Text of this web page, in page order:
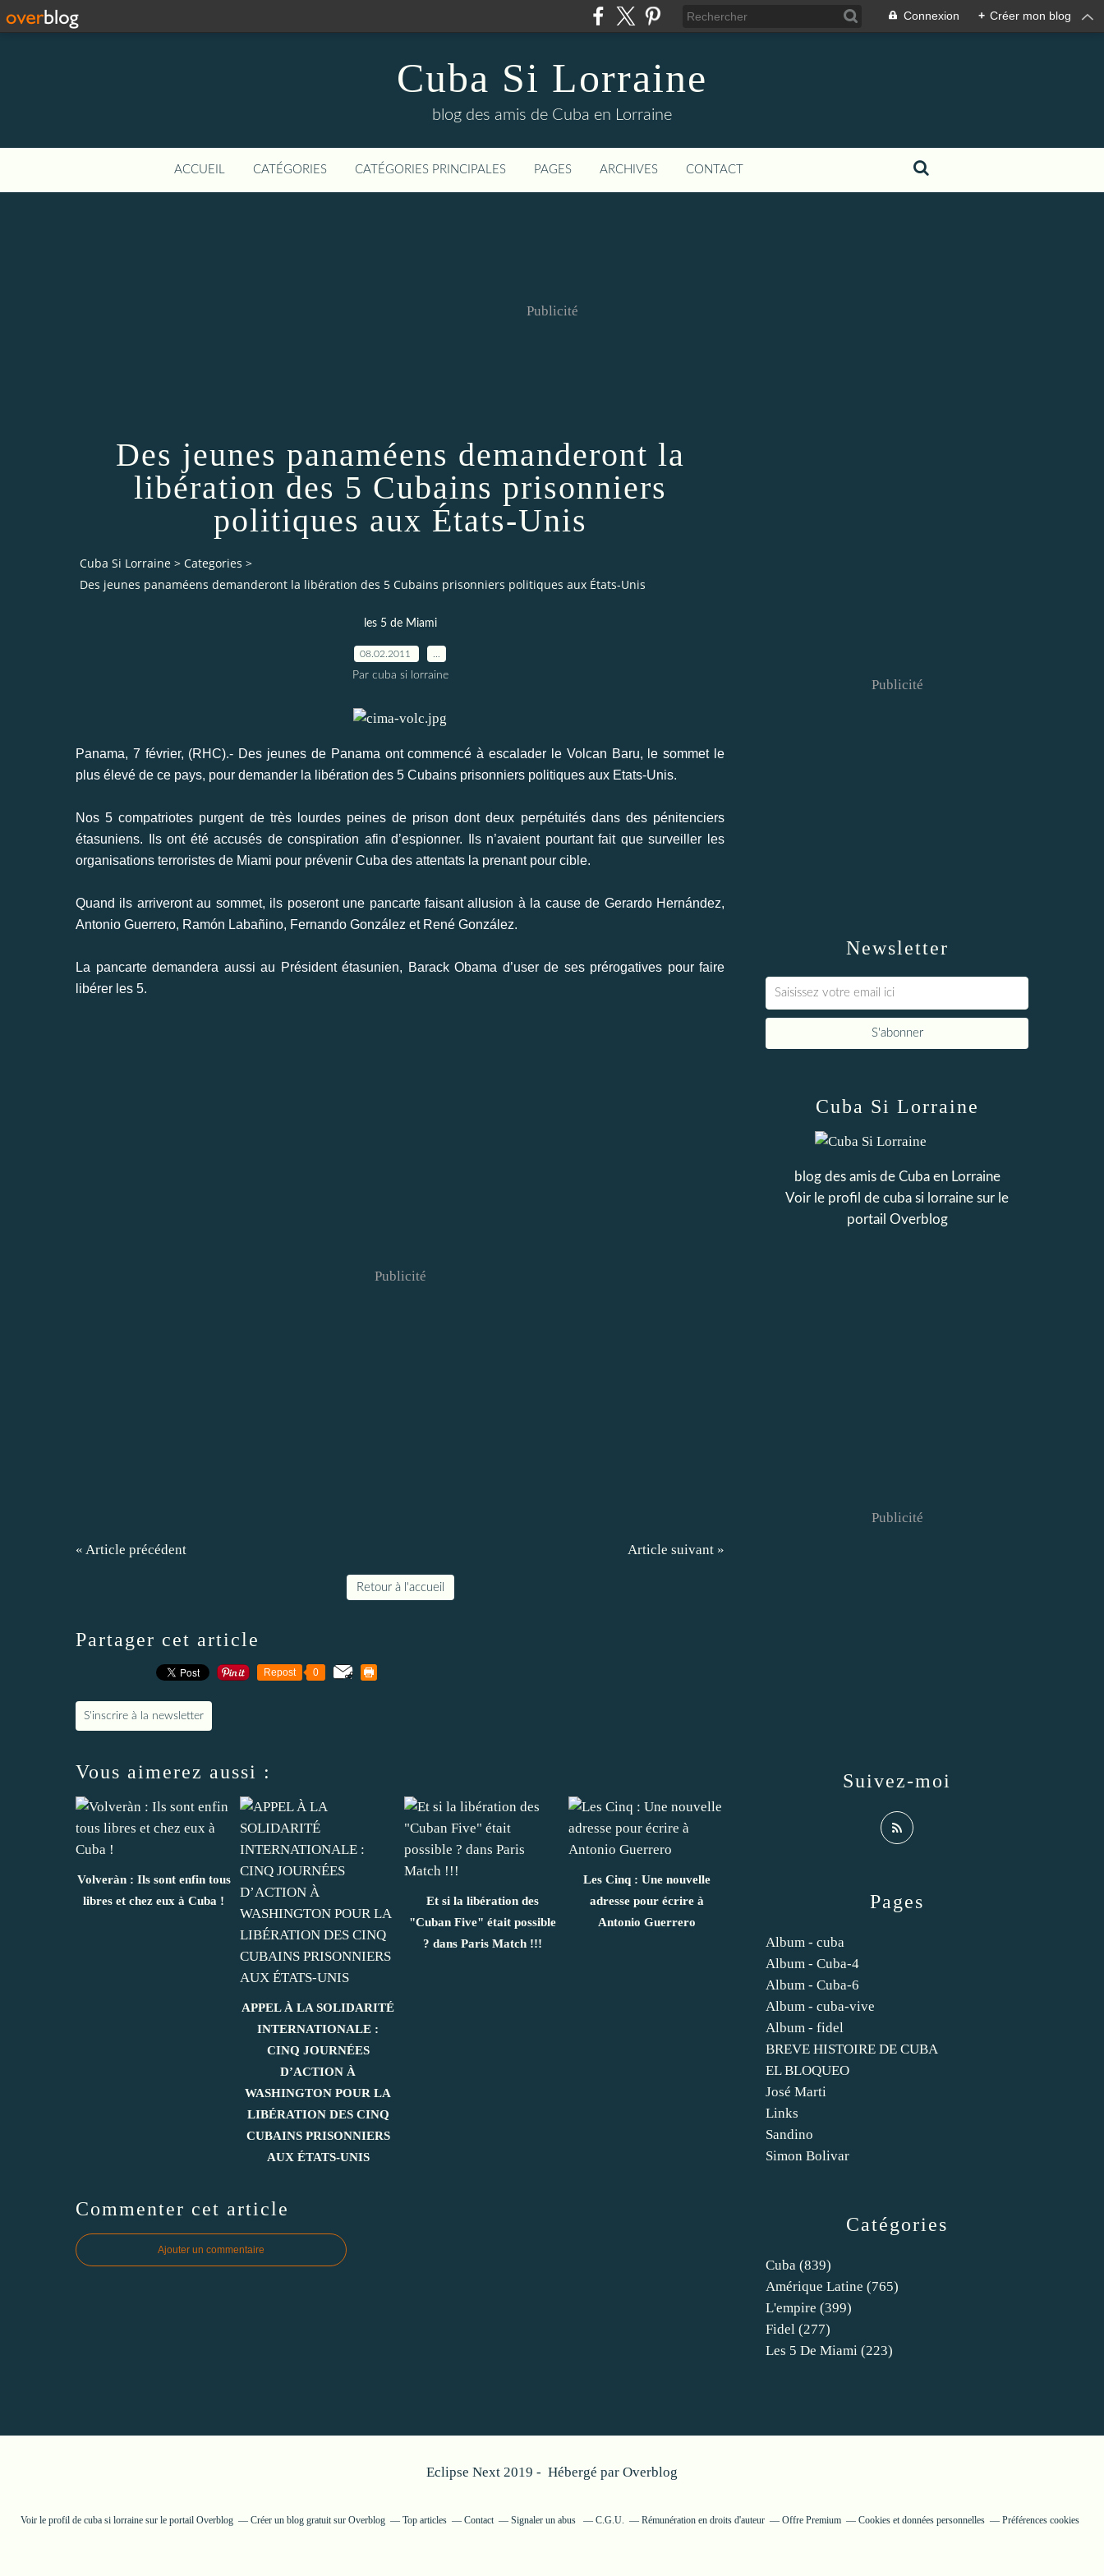
Connexion + Créer mon blog
Cuba Si Lorraine
blog des amis de Cuba en Lorraine
ACCUEIL CATÉGORIES CATÉGORIES PRINCIPALES PAGES ARCHIVES CONTACT
Publicité
Des jeunes panaméens demanderont la
libération des 5 Cubains prisonniers
politiques aux États-Unis
Cuba Si Lorraine > Categories >
Des jeunes panaméens demanderont la libération des 5 Cubains prisonniers politiques aux États-Unis
les 5 de Miami
08.02.2011
Par cuba si lorraine
Panama, 7 février, (RHC).- Des jeunes de Panama ont commencé à escalader le Volcan Baru, le sommet le
plus élevé de ce pays, pour demander la libération des 5 Cubains prisonniers politiques aux Etats-Unis.
Nos 5 compatriotes purgent de très lourdes peines de prison dont deux perpétuités dans des pénitenciers
étasuniens. Ils ont été accusés de conspiration afin d’espionner. Ils n’avaient pourtant fait que surveiller les
organisations terroristes de Miami pour prévenir Cuba des attentats la prenant pour cible.
Quand ils arriveront au sommet, ils poseront une pancarte faisant allusion à la cause de Gerardo Hernández,
Antonio Guerrero, Ramón Labañino, Fernando González et René González.
La pancarte demandera aussi au Président étasunien, Barack Obama d’user de ses prérogatives pour faire
libérer les 5.
Publicité
« Article précédent Article suivant »
Retour à l'accueil
Partager cet article
Repost 0
S'inscrire à la newsletter
Vous aimerez aussi :
Volveràn : Ils sont enfin tous
libres et chez eux à Cuba !
APPEL À LA SOLIDARITÉ
INTERNATIONALE :
CINQ JOURNÉES
D’ACTION À
WASHINGTON POUR LA
LIBÉRATION DES CINQ
CUBAINS PRISONNIERS
AUX ÉTATS-UNIS
Et si la libération des
"Cuban Five" était possible
? dans Paris Match !!!
Les Cinq : Une nouvelle
adresse pour écrire à
Antonio Guerrero
Commenter cet article
Ajouter un commentaire
Newsletter
Publicité
Catégories
Cuba (839)
Amérique Latine (765)
L'empire (399)
Fidel (277)
Les 5 De Miami (223)
Pages
Album - cuba
Album - Cuba-4
Album - Cuba-6
Album - cuba-vive
Album - fidel
BREVE HISTOIRE DE CUBA
EL BLOQUEO
José Marti
Links
Sandino
Simon Bolivar
Cuba Si Lorraine
blog des amis de Cuba en Lorraine
Voir le profil de cuba si lorraine sur le
portail Overblog
Suivez-moi
Publicité
Eclipse Next 2019 - Hébergé par Overblog
Voir le profil de cuba si lorrainesur le portail Overblog Créer un blog gratuit sur Overblog Top articles Contact Signaler un abus C.G.U. Rémunération en droits d'auteur Offre Premium Cookies et données personnelles Préférences cookies